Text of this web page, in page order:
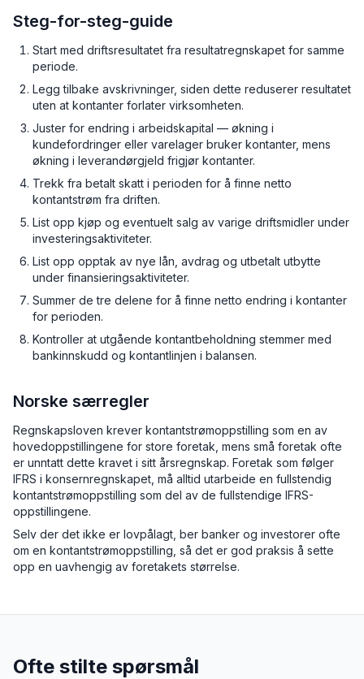
Steg-for-steg-guide
Start med driftsresultatet fra resultatregnskapet for samme
periode.
Legg tilbake avskrivninger, siden dette reduserer resultatet
uten at kontanter forlater virksomheten.
Juster for endring i arbeidskapital — økning i
kundefordringer eller varelager bruker kontanter, mens
økning i leverandørgjeld frigjør kontanter.
Trekk fra betalt skatt i perioden for å finne netto
kontantstrøm fra driften.
List opp kjøp og eventuelt salg av varige driftsmidler under
investeringsaktiviteter.
List opp opptak av nye lån, avdrag og utbetalt utbytte
under finansieringsaktiviteter.
Summer de tre delene for å finne netto endring i kontanter
for perioden.
Kontroller at utgående kontantbeholdning stemmer med
bankinnskudd og kontantlinjen i balansen.
Norske særregler
Regnskapsloven krever kontantstrømoppstilling som en av
hovedoppstillingene for store foretak, mens små foretak ofte
er unntatt dette kravet i sitt årsregnskap. Foretak som følger
IFRS i konsernregnskapet, må alltid utarbeide en fullstendig
kontantstrømoppstilling som del av de fullstendige IFRS-
oppstillingene.
Selv der det ikke er lovpålagt, ber banker og investorer ofte
om en kontantstrømoppstilling, så det er god praksis å sette
opp en uavhengig av foretakets størrelse.
Ofte stilte spørsmål